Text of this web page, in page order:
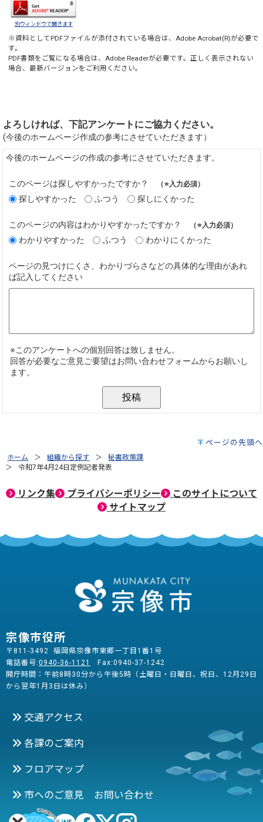
別ウィンドウで開きます
※資料としてPDFファイルが添付されている場合は、Adobe Acrobat(R)が必要で
す。
PDF書類をご覧になる場合は、Adobe Readerが必要です。正しく表示されない
場合、最新バージョンをご利用ください。
ページの先頭へ
ホーム 組織から探す
秘書政策課
令和7年4月24日定例記者発表
リンク集 プライバシーポリシー
このサイトについて
サイトマップ
宗像市役所
〒811-3492 福岡県宗像市東郷一丁目1番1号
電話番号:0940-36-1121
Fax:0940-37-1242
開庁時間：午前8時30分から午後5時（土曜日・日曜日、祝日、12月29日
から翌年1月3日は休み）
交通アクセス
各課のご案内
フロアマップ
市へのご意見 お問い合わせ